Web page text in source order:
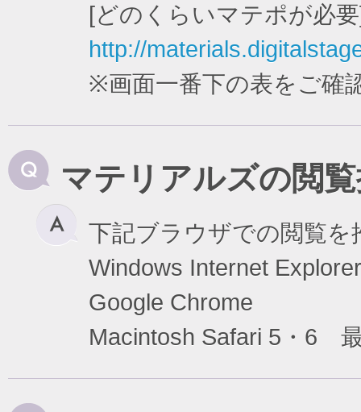
[どのくらいマテポが必
http://
※画面一番下の表をご確
マテリアルズの閲
下記ブラウザでの閲覧を
Windows Internet
Google Chrome
Macintosh Safari 5・6